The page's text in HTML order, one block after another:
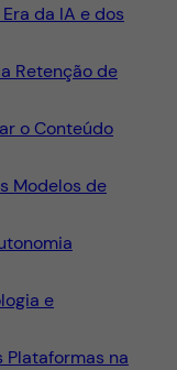
da IA e dos
Retenção de
o Conteúdo
Modelos de
e
Plataformas na